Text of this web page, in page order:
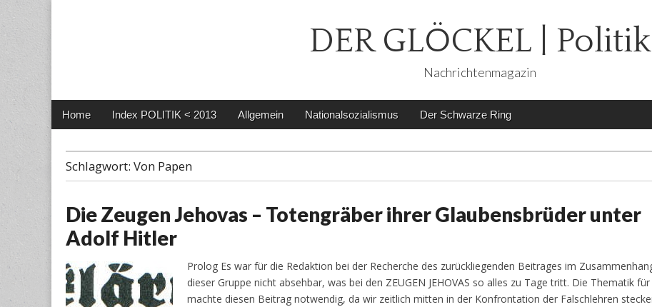
DER GLÖCKEL | Politik
Nachrichtenmagazin
Main
Skip
Home Index POLITIK < 2013 Allgemein Nationalsozialismus Der Schwarze Ring
Schlagwort: Von Papen
Die Zeugen Jehovas – Totengräber ihrer Glaubensbrüder unter
Adolf Hitler
Prolog Es war für die Redaktion bei der Recherche des zurückliegenden Beitrages im
dieser Gruppe nicht absehbar, was bei den ZEUGEN JEHOVAS so alles zu Tage tritt. Die Thematik für
machte diesen Beitrag notwendig, da wir zeitlich mitten in der Konfrontation der Falschlehren